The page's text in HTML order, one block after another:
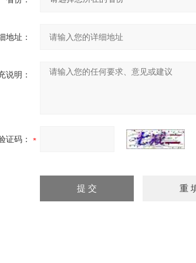
地址：
说明：
证码：